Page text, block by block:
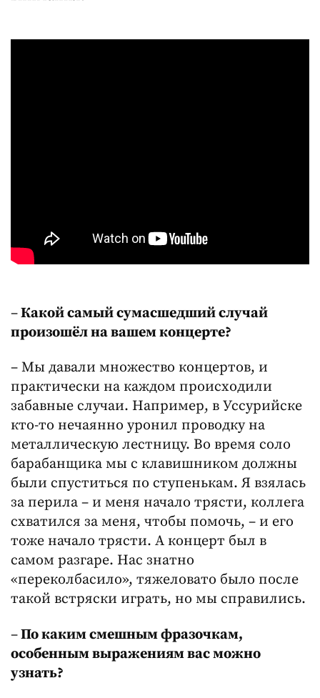
–Какой самый сумасшедший случай
произошёл на вашем концерте?
– Мы давали множество концертов, и
практически на каждом происходили
забавные случаи. Например, в Уссурийске
кто-то нечаянно уронил проводку на
металлическую лестницу. Во время соло
барабанщика мы с клавишником должны
были спуститься по ступенькам. Я взялась
за перила – и меня начало трясти, коллега
схватился за меня, чтобы помочь, – и его
тоже начало трясти. А концерт был в
самом разгаре. Нас знатно
«переколбасило», тяжеловато было после
такой встряски играть, но мы справились.
–По каким смешным фразочкам,
особенным выражениям вас можно
узнать?